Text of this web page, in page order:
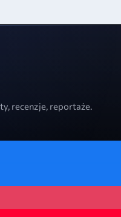
recenzje, reportaże.